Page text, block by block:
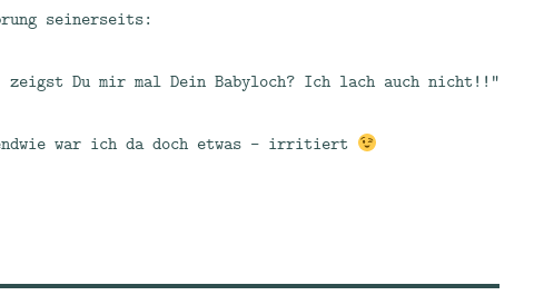
seinerseits:
zeigst Du mir mal Dein Babyloch? Ich lach auch nicht!!“
war ich da doch etwas – irritiert